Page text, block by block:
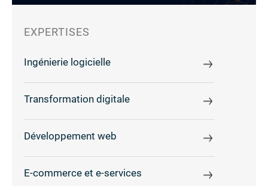
EXPERTISES
Ingénierie logicielle
Transformation digitale
Développement web
E-commerce et e-services